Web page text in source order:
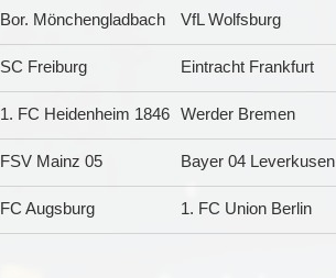
Bor. Mönchengladbach VfL Wolfsburg
SC Freiburg Eintracht Frankfurt
1. FC Heidenheim 1846 Werder Bremen
FSV Mainz 05 Bayer 04 Leverkusen
FC Augsburg 1. FC Union Berlin